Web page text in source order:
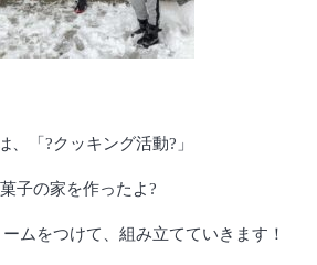
、「?クッキング活動?」
子の家を作ったよ?
ムをつけて、組み立てていきます！